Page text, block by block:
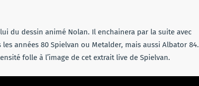
du dessin animé Nolan. Il enchainera par la suite avec
années 80 Spielvan ou Metalder, mais aussi Albator 84.
folle à l’image de cet extrait live de Spielvan.